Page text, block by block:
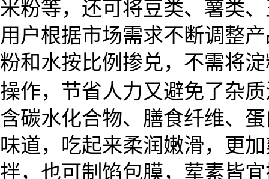
米粉等，还可将豆类、薯类
用户根据市场需求不断调整
粉和水按比例掺兑，不需将
操作，节省人力又避免了杂
含碳水化合物、膳食纤维、
味道，吃起来柔润嫩滑，更
拌，也可制馅包膜，荤素皆